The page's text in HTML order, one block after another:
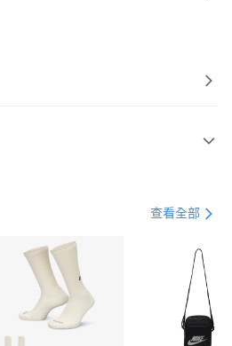
21家銀行
第一商業銀行
彰化商業銀行
查看全部